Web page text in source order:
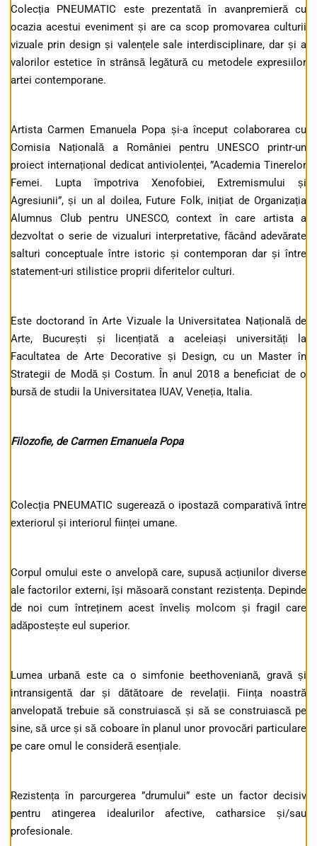
Colecția PNEUMATIC este prezentată în avanpremieră cu
ocazia acestui eveniment și are ca scop promovarea culturii
vizuale prin design și valențele sale interdisciplinare, dar și a
valorilor estetice în strânsă legătură cu metodele expresiilor
artei contemporane.
Artista Carmen Emanuela Popa și-a început colaborarea cu
Comisia Națională a României pentru UNESCO printr-un
proiect internațional dedicat antiviolenței, ”Academia Tinerelor
Femei. Lupta împotriva Xenofobiei, Extremismului și
Agresiunii”, și un al doilea, Future Folk, inițiat de Organizația
Alumnus Club pentru UNESCO, context în care artista a
dezvoltat o serie de vizualuri interpretative, făcând adevărate
salturi conceptuale între istoric și contemporan dar și între
statement-uri stilistice proprii diferitelor culturi.
Este doctorand în Arte Vizuale la Universitatea Națională de
Arte, București și licențiată a aceleiași universități la
Facultatea de Arte Decorative și Design, cu un Master în
Strategii de Modă și Costum. În anul 2018 a beneficiat de o
bursă de studii la Universitatea IUAV, Veneția, Italia.
Filozofie, de Carmen Emanuela Popa
Colecția PNEUMATIC sugerează o ipostază comparativă între
exteriorul și interiorul ființei umane.
Corpul omului este o anvelopă care, supusă acțiunilor diverse
ale factorilor externi, își măsoară constant rezistența. Depinde
de noi cum întreținem acest înveliș molcom și fragil care
adăpostește eul superior.
Lumea urbană este ca o simfonie beethoveniană, gravă și
intransigentă dar și dătătoare de revelații. Ființa noastră
anvelopată trebuie să construiască și să se construiască pe
sine, să urce și să coboare în planul unor provocări particulare
pe care omul le consideră esențiale.
Rezistența în parcurgerea ”drumului” este un factor decisiv
pentru atingerea idealurilor afective, catharsice și/sau
profesionale.